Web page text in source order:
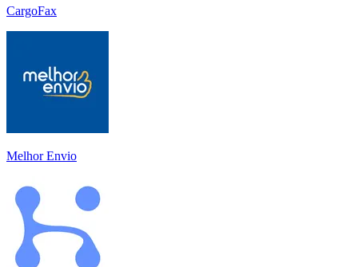
CargoFax
Melhor Envio